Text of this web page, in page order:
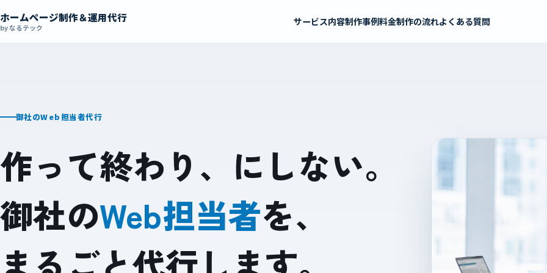
ホームページ制作＆運用代行
by なるテック サービス内容制作事例料金制作の流れよくある質問
御社のWeb担当者代行
作って終わり、にしない。
御社のWeb担当者を、
まるごと代行します。